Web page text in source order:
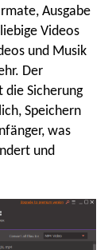
Ausgabe
Videos
und Musik
Der
Sicherung
Speichern
was
und